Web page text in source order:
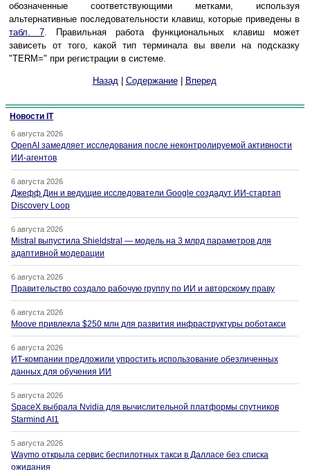
обозначенные соответствующими метками, используя
альтернативные последовательности клавиш, которые приведены в
табл. 7. Правильная работа функциональных клавиш может
зависеть от того, какой тип терминала вы ввели на подсказку
"TERM=" при регистрации в системе.
Назад| Содержание| Вперед
Новости IT
6 августа 2026
OpenAI замедляет исследования после неконтролируемой активности
ИИ-агентов
6 августа 2026
Джефф Дин и ведущие исследователи Google создадут ИИ-стартап
Discovery Loop
6 августа 2026
Mistral выпустила Shieldstral — модель на 3 млрд параметров для
адаптивной модерации
6 августа 2026
Правительство создало рабочую группу по ИИ и авторскому праву
6 августа 2026
Moove привлекла $250 млн для развития инфраструктуры роботакси
6 августа 2026
ИТ-компании предложили упростить использование обезличенных
данных для обучения ИИ
5 августа 2026
SpaceX выбрала Nvidia для вычислительной платформы спутников
Starmind AI1
5 августа 2026
Waymo открыла сервис беспилотных такси в Далласе без списка
ожидания